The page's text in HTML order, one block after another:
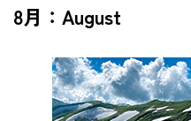
8月：August